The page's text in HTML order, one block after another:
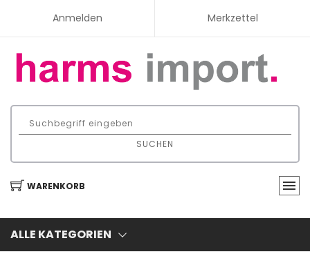
Anmelden Merkzettel
SUCHEN
WARENKORB
ALLE KATEGORIEN